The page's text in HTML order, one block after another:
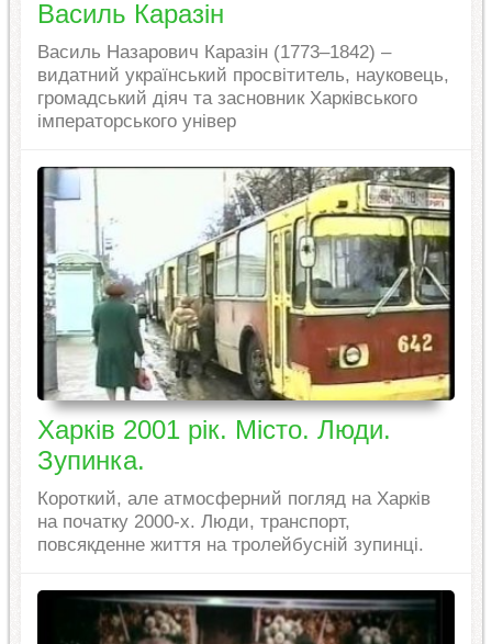
Василь Каразін
Василь Назарович Каразін (1773–1842) –
видатний український просвітитель, науковець,
громадський діяч та засновник Харківського
імператорського універ
Харків 2001 рік. Місто. Люди.
Зупинка.
Короткий, але атмосферний погляд на Харків
на початку 2000-х. Люди, транспорт,
повсякденне життя на тролейбусній зупинці.